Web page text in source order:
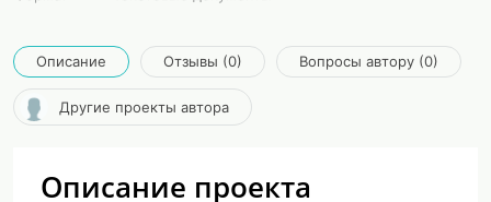
Описание Отзывы (0) Вопросы автору (0)
Другие проекты автора
Описание проекта